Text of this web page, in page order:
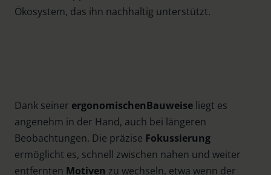
Ökosystem, das ihn nachhaltig unterstützt.
Dank seiner ergonomischenBauweise liegt es
angenehm in der Hand, auch bei längeren
Beobachtungen. Die präzise Fokussierung
ermöglicht es, schnell zwischen nahen und weiter
entfernten Motiven zu wechseln, etwa wenn der